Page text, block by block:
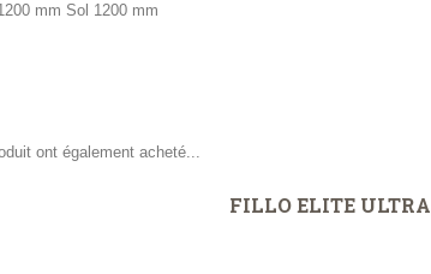
mm Sol 1200 mm
ont également acheté...
FILLO ELITE